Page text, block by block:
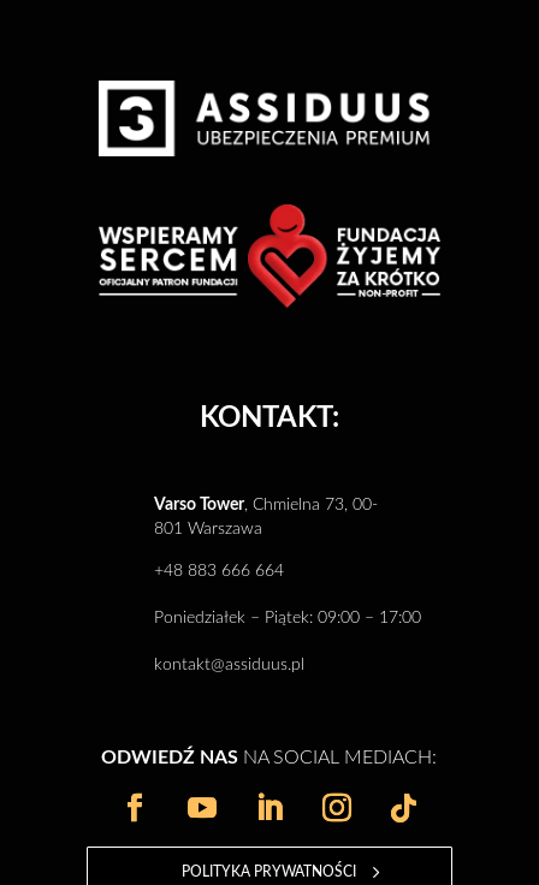
KONTAKT:
Varso Tower, Chmielna 73, 00-
801 Warszawa
+48 883 666 664
Poniedziałek – Piątek: 09:00 – 17:00
kontakt@assiduus.pl
ODWIEDŹ NAS NA SOCIAL MEDIACH:
POLITYKA PRYWATNOŚCI